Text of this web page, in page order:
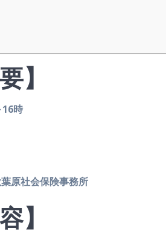
】
16時
原社会保険事務所
】